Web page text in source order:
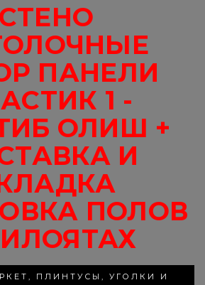
СТЕНО
ПАНЕЛИ
1 -
ОЛИШ +
И
ПОЛОВ
ПЛИНТУСЫ, УГОЛКИ И